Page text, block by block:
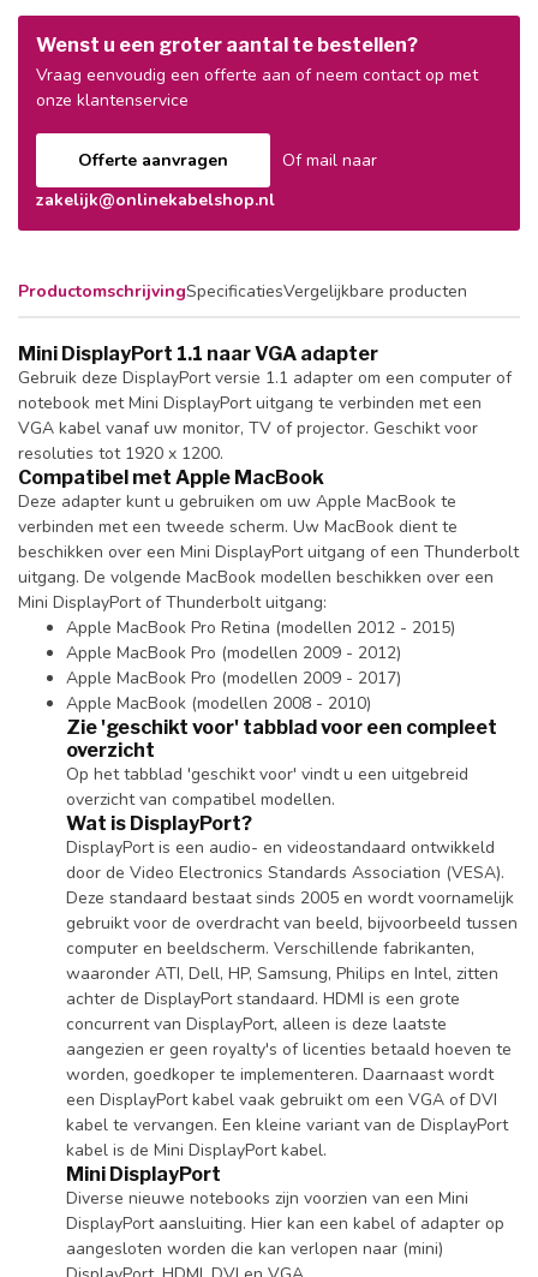
Wenst u een groter aantal te bestellen?
Vraag eenvoudig een offerte aan of neem contact op met
onze klantenservice
Offerte aanvragen
Of mail naar
zakelijk@onlinekabelshop.nl
ProductomschrijvingSpecificatiesVergelijkbare producten
Mini DisplayPort 1.1 naar VGA adapter
Gebruik deze DisplayPort versie 1.1 adapter om een computer of
notebook met Mini DisplayPort uitgang te verbinden met een
VGA kabel vanaf uw monitor, TV of projector. Geschikt voor
resoluties tot 1920 x 1200.
Compatibel met Apple MacBook
Deze adapter kunt u gebruiken om uw Apple MacBook te
verbinden met een tweede scherm. Uw MacBook dient te
beschikken over een Mini DisplayPort uitgang of een Thunderbolt
uitgang. De volgende MacBook modellen beschikken over een
Mini DisplayPort of Thunderbolt uitgang:
Apple MacBook Pro Retina (modellen 2012 - 2015)
Apple MacBook Pro (modellen 2009 - 2012)
Apple MacBook Pro (modellen 2009 - 2017)
Apple MacBook (modellen 2008 - 2010)
Zie 'geschikt voor' tabblad voor een compleet
overzicht
Op het tabblad 'geschikt voor' vindt u een uitgebreid
overzicht van compatibel modellen.
Wat is DisplayPort?
DisplayPort is een audio- en videostandaard ontwikkeld
door de Video Electronics Standards Association (VESA).
Deze standaard bestaat sinds 2005 en wordt voornamelijk
gebruikt voor de overdracht van beeld, bijvoorbeeld tussen
computer en beeldscherm. Verschillende fabrikanten,
waaronder ATI, Dell, HP, Samsung, Philips en Intel, zitten
achter de DisplayPort standaard. HDMI is een grote
concurrent van DisplayPort, alleen is deze laatste
aangezien er geen royalty's of licenties betaald hoeven te
worden, goedkoper te implementeren. Daarnaast wordt
een DisplayPort kabel vaak gebruikt om een VGA of DVI
kabel te vervangen. Een kleine variant van de DisplayPort
kabel is de Mini DisplayPort kabel.
Mini DisplayPort
Diverse nieuwe notebooks zijn voorzien van een Mini
DisplayPort aansluiting. Hier kan een kabel of adapter op
aangesloten worden die kan verlopen naar (mini)